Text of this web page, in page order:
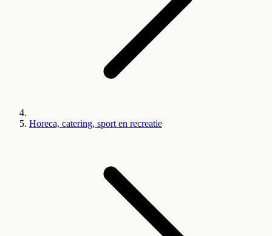
Horeca, catering, sport en recreatie